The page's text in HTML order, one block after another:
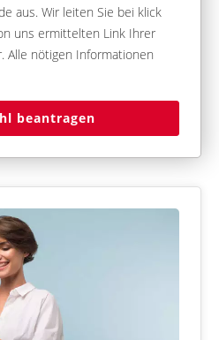
aus. Wir leiten Sie bei klick
uns ermittelten Link Ihrer
Alle nötigen Informationen
beantragen